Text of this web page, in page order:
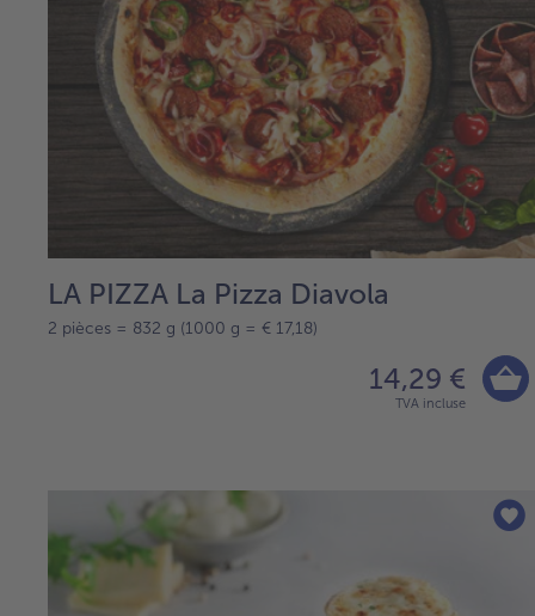
LA PIZZA La Pizza Diavola
2 pièces = 832 g (1000 g = € 17,18)
14,29 €
TVA incluse